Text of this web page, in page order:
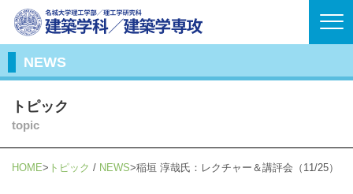
NEWS
トピック
topic
HOME トピック / NEWS 稲垣 淳哉氏：レクチャー＆講評会（11/25）